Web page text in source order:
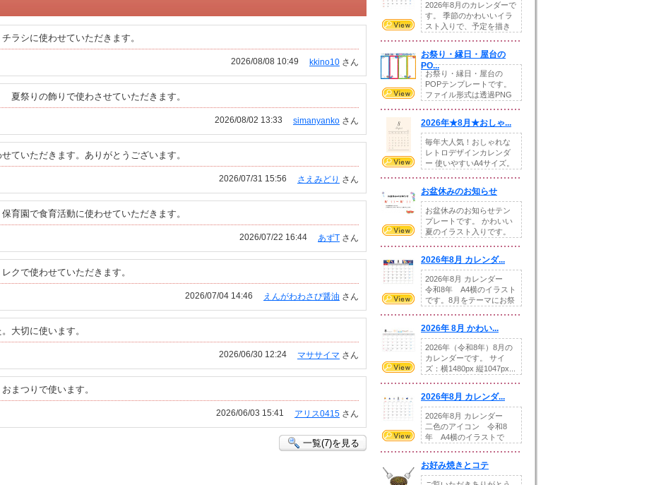
ラシに使わせていただきます。
kkino10 さん
2026/08/08 10:49
夏祭りの飾りで使わさせていただきます。
simanyanko さん
2026/08/02 13:33
ていただきます。ありがとうございます。
さえみどり さん
2026/07/31 15:56
育園で食育活動に使わせていただきます。
あずT さん
2026/07/22 16:44
クで使わせていただきます。
えんがわわさび醤油 さん
2026/07/04 14:46
大切に使います。
マササイマ さん
2026/06/30 12:24
まつりで使います。
アリス0415 さん
2026/06/03 15:41
一覧(7)を見る
2026年8月のカレンダーで
す。 季節のかわいいイラ
スト入りで、予定を描き
お祭り・縁日・屋台の
PO...
お祭り・縁日・屋台の
POPテンプレートです。
ファイル形式は透過PNG
2026年★8月★おしゃ...
毎年大人気！おしゃれな
レトロデザインカレンダ
ー 使いやすいA4サイズ。
お盆休みのお知らせ
お盆休みのお知らせテン
プレートです。 かわいい
夏のイラスト入りです。
2026年8月 カレンダ...
2026年8月 カレンダー
令和8年 A4横のイラスト
です。8月をテーマにお祭
2026年 8月 かわい...
2026年（令和8年）8月の
カレンダーです。 サイ
ズ：横1480px 縦1047px...
2026年8月 カレンダ...
2026年8月 カレンダー
二色のアイコン 令和8
年 A4横のイラストで
お好み焼きとコテ